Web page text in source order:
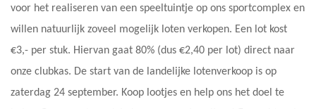
voor het realiseren van een speeltuintje op ons sportcomplex en
willen natuurlijk zoveel mogelijk loten verkopen. Een lot kost
€3,- per stuk. Hiervan gaat 80% (dus €2,40 per lot) direct naar
onze clubkas. De start van de landelijke lotenverkoop is op
zaterdag 24 september. Koop lootjes en help ons het doel te